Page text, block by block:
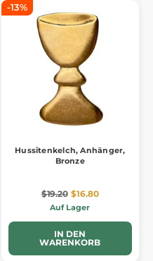
-13%
Hussitenkelch, Anhänger,
Bronze
$19.20 $16.80
Auf Lager
IN DEN
WARENKORB